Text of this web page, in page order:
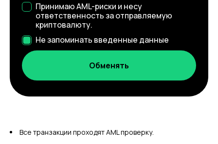
Принимаю AML-риски и несу
ответственность за отправляемую
криптовалюту.
Не запоминать введенные данные
Все транзакции проходят AML проверку.